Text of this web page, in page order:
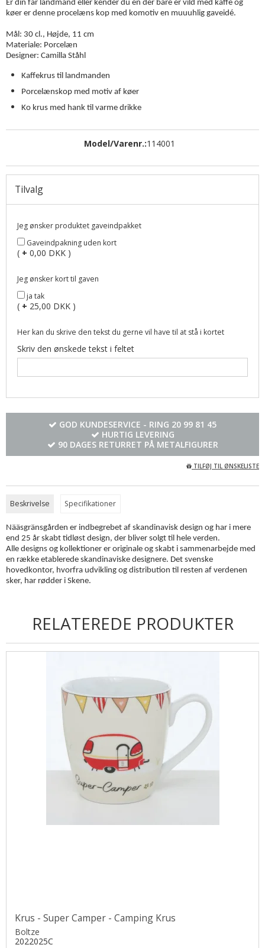
Er din far landmand eller kender du en der bare er vild med kaffe og
køer er denne procelæns kop med komotiv en muuuhlig gaveidé.
Mål: 30 cl., Højde, 11 cm
Materiale: Porcelæn
Designer: Camilla Ståhl
Kaffekrus til landmanden
Porcelænskop med motiv af køer
Ko krus med hank til varme drikke
Model/Varenr.:114001
Tilvalg
Jeg ønsker produktet gaveindpakket
Gaveindpakning uden kort
( + 0,00 DKK )
Jeg ønsker kort til gaven
ja tak
( + 25,00 DKK )
Her kan du skrive den tekst du gerne vil have til at stå i kortet
Skriv den ønskede tekst i feltet
GOD KUNDESERVICE - RING 20 99 81 45
HURTIG LEVERING
90 DAGES RETURRET PÅ METALFIGURER
TILFØJ TIL ØNSKELISTE
Beskrivelse Specifikationer
Nääsgränsgården er indbegrebet af skandinavisk design og har i mere
end 25 år skabt tidløst design, der bliver solgt til hele verden.
Alle designs og kollektioner er originale og skabt i sammenarbejde med
en række etablerede skandinaviske designere. Det svenske
hovedkontor, hvorfra udvikling og distribution til resten af verdenen
sker, har rødder i Skene.
RELATEREDE PRODUKTER
Krus - Super Camper - Camping Krus
Boltze
2022025C